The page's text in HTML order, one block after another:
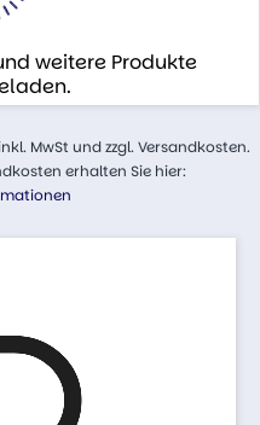
weitere Produkte
MwSt und zzgl. Versandkosten.
erhalten Sie hier: